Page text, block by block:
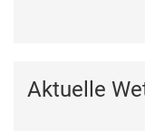
Aktuelle